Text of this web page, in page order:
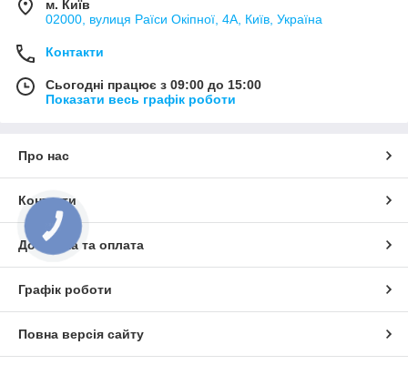
м. Київ
02000, вулиця Раїси Окіпної, 4А, Київ, Україна
Контакти
Сьогодні працює з 09:00 до 15:00
Показати весь графік роботи
Про нас
Контакти
Доставка та оплата
Графік роботи
Повна версія сайту
КНОПКА
ЗВ'ЯЗКУ